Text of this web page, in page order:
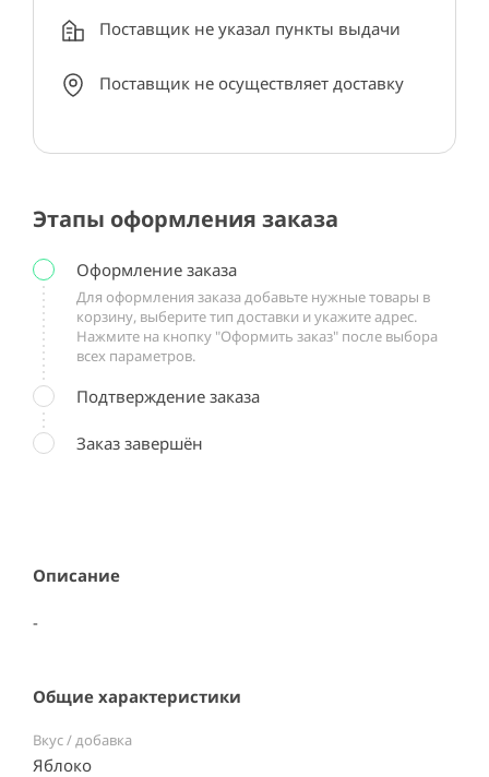
Описание
-
Общие характеристики
Вкус / добавка
Яблоко
Поставщик не указал пункты выдачи
Поставщик не осуществляет доставку
Этапы оформления заказа
Оформление заказа
Для оформления заказа добавьте нужные товары в
корзину, выберите тип доставки и укажите адрес.
Нажмите на кнопку "Оформить заказ" после выбора
всех параметров.
Подтверждение заказа
Заказ завершён